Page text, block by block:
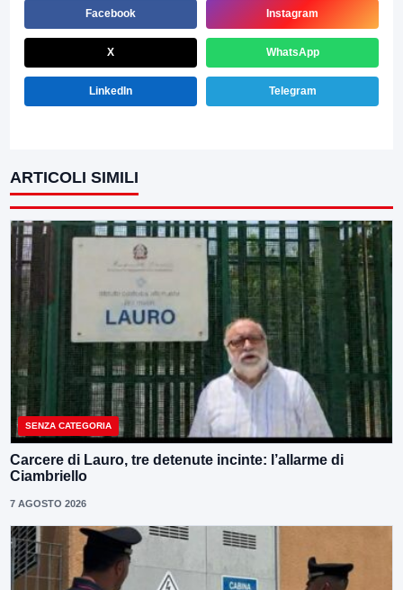
Facebook Instagram
X WhatsApp
LinkedIn Telegram
ARTICOLI SIMILI
SENZA CATEGORIA
Carcere di Lauro, tre detenute incinte: l’allarme di
Ciambriello
7 AGOSTO 2026